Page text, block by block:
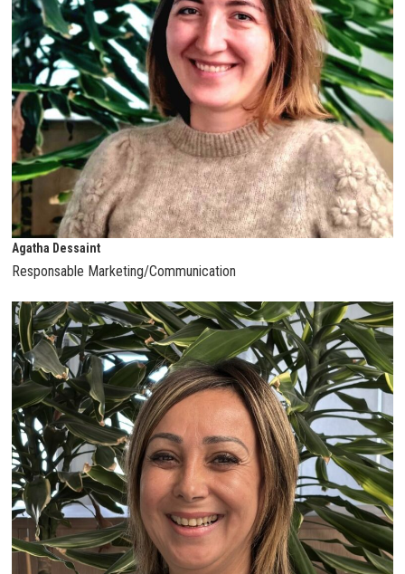
Agatha Dessaint
Responsable Marketing/Communication